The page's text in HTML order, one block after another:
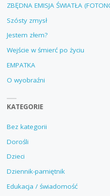
ZBĘDNA EMISJA ŚWIATŁA
Szósty zmysł
Jestem złem?
Wejście w śmierć po życiu
EMPATKA
O wyobraźni
KATEGORIE
Bez kategorii
Dorośli
Dzieci
Dziennik-pamiętnik
Edukacja / świadomość